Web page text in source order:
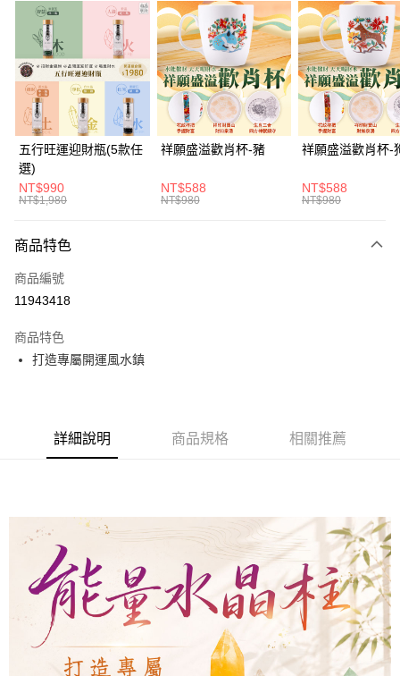
LINE Pay
Apple Pay
街口支付
悠遊付
Google Pay
全支付
ATM付款
貨到付款
運送方式
每筆NT$120，滿NT$1,500(含以上)免運費
付款後萊爾富取貨(訂單門檻$4000以下)
貨到付款
每筆NT$120，滿NT$1,800(含以上)免運費
五行旺運迎財瓶(5款任
選)
NT$990
NT$1,980
祥願盛溢歡肖杯-豬
NT$588
NT$980
祥願盛溢歡肖杯-
NT$588
NT$980
商品特色
商品編號
11943418
商品特色
打造專屬開運風水鎮
詳細說明 商品規格 相關推薦